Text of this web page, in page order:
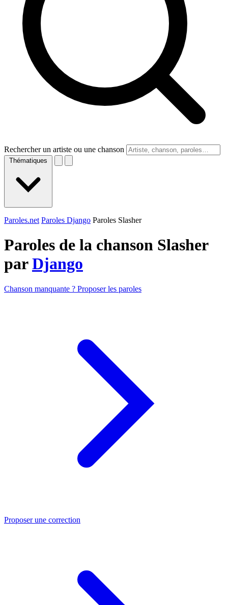
Rechercher un artiste ou une chanson
Thématiques
Paroles.net Paroles Django Paroles Slasher
Paroles de la chanson Slasher
parDjango
Chanson manquante ? Proposer les paroles
Proposer une correction